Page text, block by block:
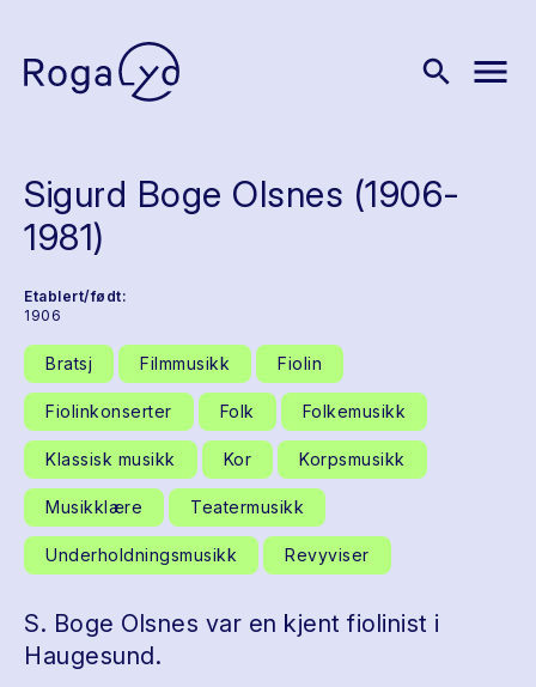
search menu
Sigurd Boge Olsnes (1906-
1981)
Etablert/født:
1906
Bratsj Filmmusikk Fiolin
Fiolinkonserter Folk Folkemusikk
Klassisk musikk Kor Korpsmusikk
Musikklære Teatermusikk
Underholdningsmusikk Revyviser
S. Boge Olsnes var en kjent fiolinist i
Haugesund.